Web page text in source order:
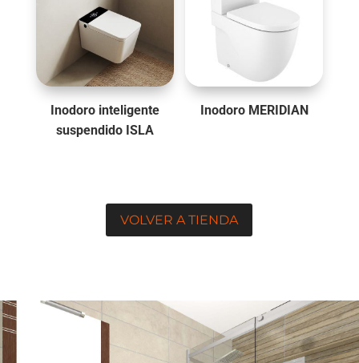
Inodoro inteligente
suspendido ISLA
Inodoro MERIDIAN
VOLVER A TIENDA